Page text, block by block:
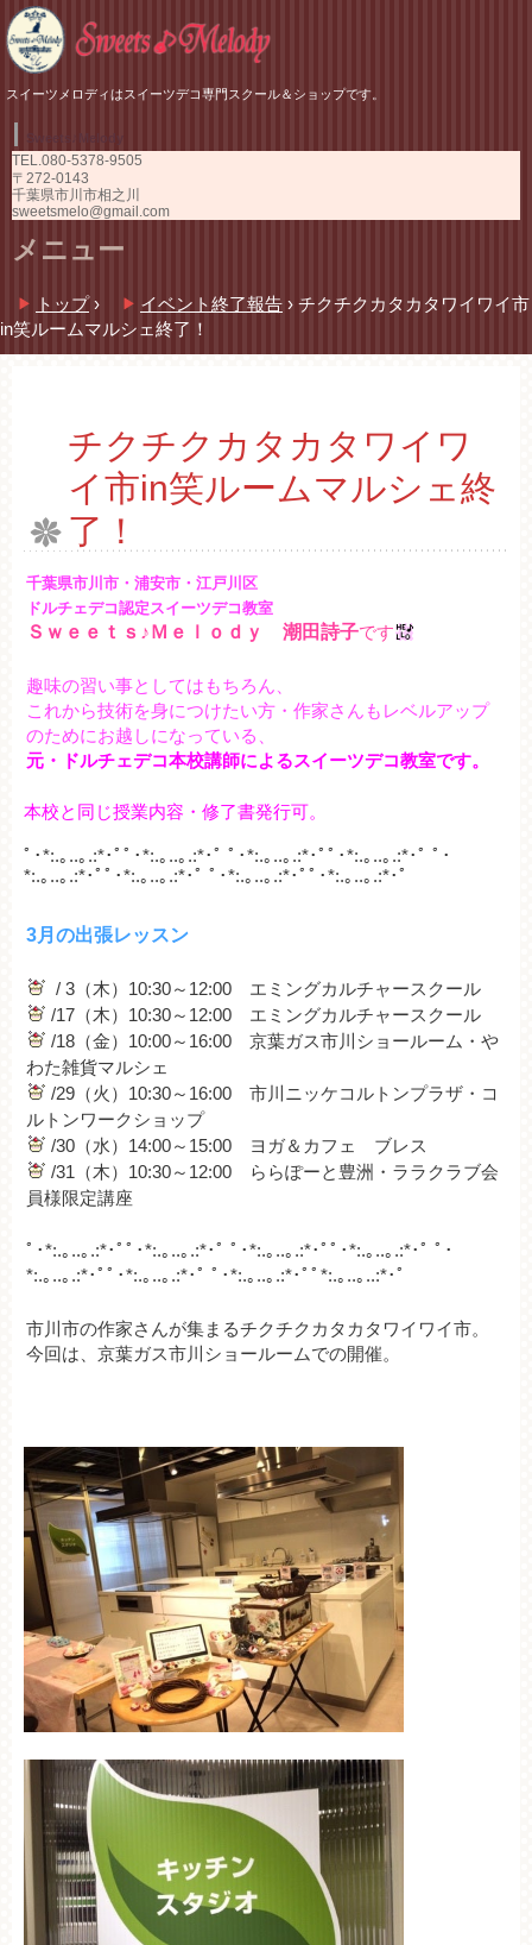
スイーツメロディはスイーツデコ専門スクール＆ショップです。
TEL.080-5378-9505
〒272-0143
千葉県市川市相之川
sweetsmelo@gmail.com
メニュー
ン
テ
ン
トップ › イベント終了報告 › チクチクカタカタワイワイ市
in笑ルームマルシェ終了！
チクチクカタカタワイワ
イ市in笑ルームマルシェ終
了！
千葉県市川市・浦安市・江戸川区
ドルチェデコ認定スイーツデコ教室
Ｓｗｅｅｔｓ♪Ｍｅｌｏｄｙ 潮田詩子です
趣味の習い事としてはもちろん、
これから技術を身につけたい方・作家さんもレベルアップ
のためにお越しになっている、
元・ドルチェデコ本校講師によるスイーツデコ教室です。
本校と同じ授業内容・修了書発行可。
ﾟ･*:.｡..｡.:*･ﾟﾟ･*:.｡..｡.:*･ﾟ ﾟ･*:.｡..｡.:*･ﾟﾟ･*:.｡..｡.:*･ﾟ ﾟ･
*:.｡..｡.:*･ﾟﾟ･*:.｡..｡.:*･ﾟ ﾟ･*:.｡..｡.:*･ﾟﾟ･*:.｡..｡.:*･ﾟ
3月の出張レッスン
/ 3（木）10:30～12:00 エミングカルチャースクール
/17（木）10:30～12:00 エミングカルチャースクール
/18（金）10:00～16:00 京葉ガス市川ショールーム・や
わた雑貨マルシェ
/29（火）10:30～16:00 市川ニッケコルトンプラザ・コ
ルトンワークショップ
/30（水）14:00～15:00 ヨガ＆カフェ ブレス
/31（木）10:30～12:00 ららぽーと豊洲・ララクラブ会
員様限定講座
ﾟ･*:.｡..｡.:*･ﾟﾟ･*:.｡..｡.:*･ﾟ ﾟ･*:.｡..｡.:*･ﾟﾟ･*:.｡..｡.:*･ﾟ ﾟ･
*:.｡..｡.:*･ﾟﾟ･*:.｡..｡.:*･ﾟ ﾟ･*:.｡..｡.:*･ﾟﾟ*:.｡..｡..:*･ﾟ
市川市の作家さんが集まるチクチクカタカタワイワイ市。
今回は、京葉ガス市川ショールームでの開催。